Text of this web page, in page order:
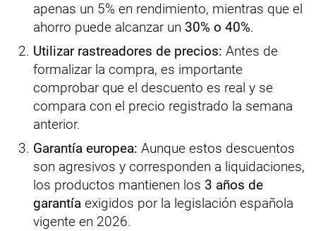
apenas un 5% en rendimiento, mientras que el
ahorro puede alcanzar un 30% o 40%.
Utilizar rastreadores de precios: Antes de
formalizar la compra, es importante
comprobar que el descuento es real y se
compara con el precio registrado la semana
anterior.
Garantía europea: Aunque estos descuentos
son agresivos y corresponden a liquidaciones,
los productos mantienen los 3 años de
garantía exigidos por la legislación española
vigente en 2026.